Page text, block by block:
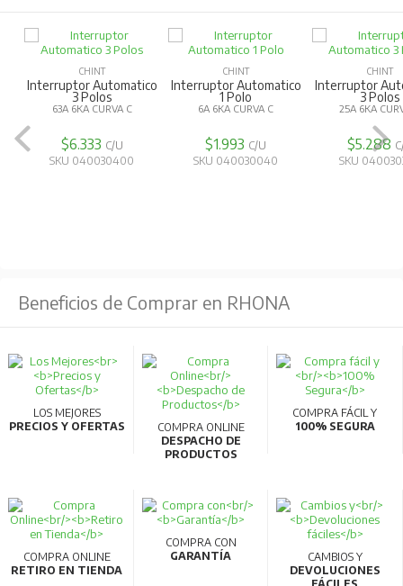
CHINT
Interruptor Automatico
3 Polos
25A 6KA CURVA C
$5.288C/U
SKU 040030360
CHINT
Interruptor Automatico
1 Polo
20A 6KA CURVA C
$1.827C/U
SKU 040030070
CHINT
Interruptor
3 Polos
10A 6KA
$5.288
SKU
Beneficios de Comprar en RHONA
LOS MEJORES
PRECIOS Y OFERTAS
COMPRA ONLINE
DESPACHO DE
PRODUCTOS
COMPRA FÁCIL Y
100% SEGURA
COMPRA ONLINE
RETIRO EN TIENDA
COMPRA CON
GARANTÍA
CAMBIOS Y
DEVOLUCIONES